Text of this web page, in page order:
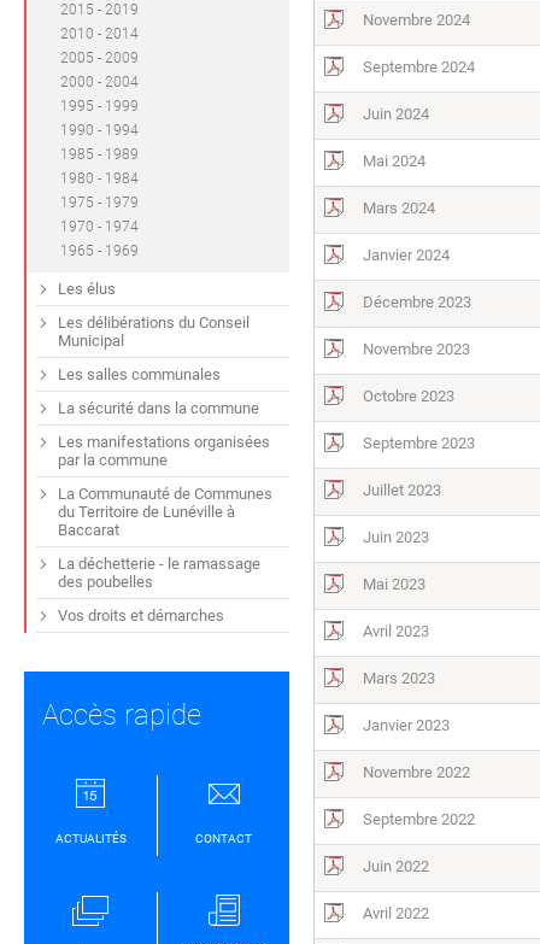
Novembre 2024
Septembre 2024
Juin 2024
Mai 2024
Mars 2024
Janvier 2024
Décembre 2023
Novembre 2023
Octobre 2023
Septembre 2023
Juillet 2023
Juin 2023
Mai 2023
Avril 2023
Mars 2023
Janvier 2023
Novembre 2022
Septembre 2022
Juin 2022
Avril 2022
2015 - 2019
2010 - 2014
2005 - 2009
2000 - 2004
1995 - 1999
1990 - 1994
1985 - 1989
1980 - 1984
1975 - 1979
1970 - 1974
1965 - 1969
Les élus
Les délibérations du Conseil
Municipal
Les salles communales
La sécurité dans la commune
Les manifestations organisées
par la commune
La Communauté de Communes
du Territoire de Lunéville à
Baccarat
La déchetterie - le ramassage
des poubelles
Vos droits et démarches
Accès rapide
ACTUALITÉS CONTACT